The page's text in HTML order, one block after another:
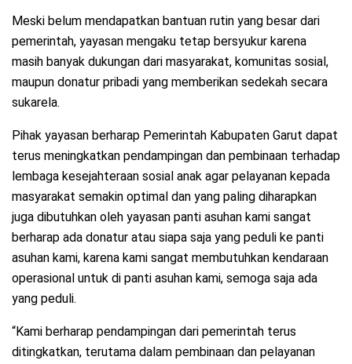
Meski belum mendapatkan bantuan rutin yang besar dari
pemerintah, yayasan mengaku tetap bersyukur karena
masih banyak dukungan dari masyarakat, komunitas sosial,
maupun donatur pribadi yang memberikan sedekah secara
sukarela.
Pihak yayasan berharap Pemerintah Kabupaten Garut dapat
terus meningkatkan pendampingan dan pembinaan terhadap
lembaga kesejahteraan sosial anak agar pelayanan kepada
masyarakat semakin optimal dan yang paling diharapkan
juga dibutuhkan oleh yayasan panti asuhan kami sangat
berharap ada donatur atau siapa saja yang peduli ke panti
asuhan kami, karena kami sangat membutuhkan kendaraan
operasional untuk di panti asuhan kami, semoga saja ada
yang peduli.
“Kami berharap pendampingan dari pemerintah terus
ditingkatkan, terutama dalam pembinaan dan pelayanan